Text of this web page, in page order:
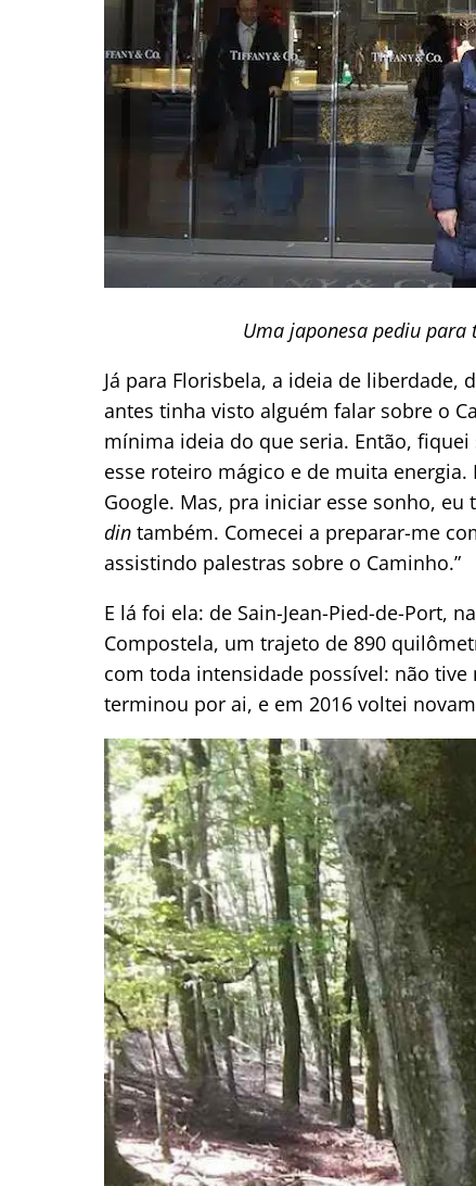
Uma japonesa pediu
Já para Florisbela, a ideia de liberdade,
antes tinha visto alguém falar sobre o
mínima ideia do que seria. Então,
esse roteiro mágico e de muita
Google. Mas, pra iniciar esse sonho,
din também. Comecei a preparar-me
assistindo palestras sobre o Caminho.”
E lá foi ela: de Sain-Jean-Pied-de-Port,
Compostela, um trajeto de 890
com toda intensidade possível: não
terminou por ai, e em 2016 voltei